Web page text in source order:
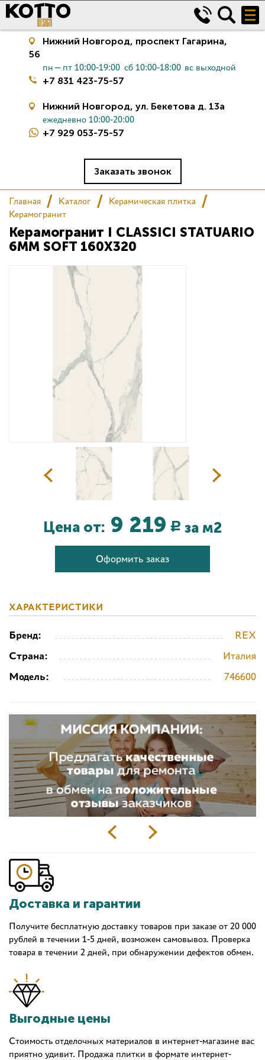
Керамическая плитка
Салон
Сертификаты
Дизайнерам
Нижний Новгород, проспект Гагарина,
56
пн—пт 10:00-19:00 сб 10:00-18:00 вс выходной
+7 831 423-75-57
Нижний Новгород, ул. Бекетова д. 13а
ежедневно 10:00-20:00
+7 929 053-75-57
Заказать звонок
Главная Каталог
Керамическая плитка
Керамогранит
Керамогранит I CLASSICI STATUARIO
6MM SOFT 160X320
Цена от: 9 219 Р за м2
Оформить заказ
ХАРАКТЕРИСТИКИ
Бренд:
REX
Страна:
Италия
Модель:
746600
Доставка и гарантии
Получите бесплатную доставку товаров при заказе от 20 000
рублей в течении 1-5 дней, возможен самовывоз. Проверка
товара в течении 2 дней, при обнаружении дефектов обмен.
Выгодные цены
Стоимость отделочных материалов в интернет-магазине вас
приятно удивит. Продажа плитки в формате интернет-